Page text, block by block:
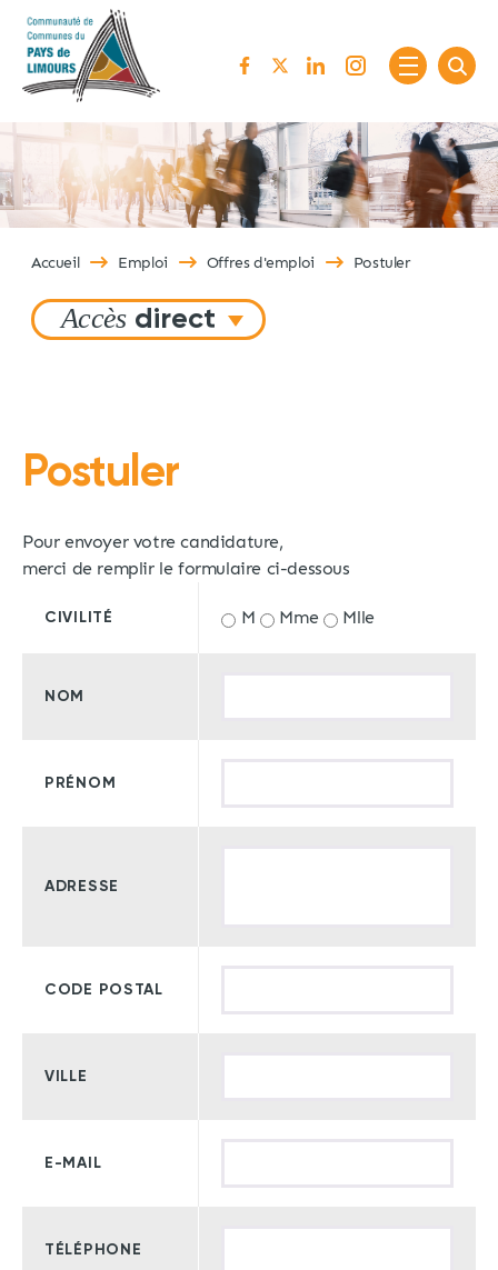
Passer au contenu
Accueil Emploi Offres d'emploi Postuler
Accès direct
Postuler
Pour envoyer votre candidature,
merci de remplir le formulaire ci-dessous
CIVILITÉ M Mme Mlle
NOM
PRÉNOM
ADRESSE
CODE POSTAL
VILLE
E-MAIL
TÉLÉPHONE